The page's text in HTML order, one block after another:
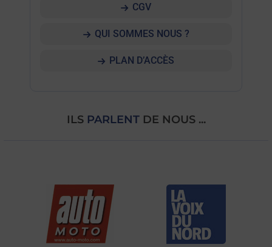
CGV
QUI SOMMES NOUS ?
PLAN D’ACCÈS
ILS PARLENTDE NOUS ...